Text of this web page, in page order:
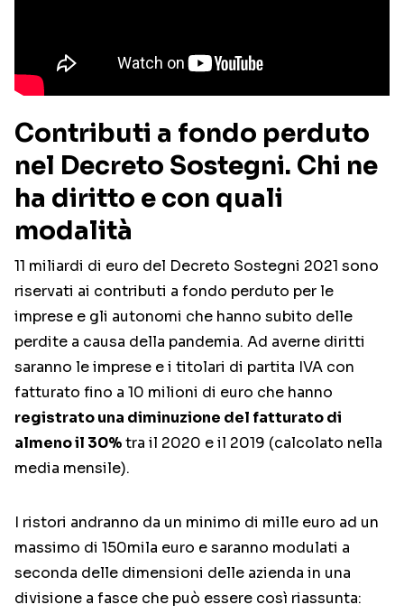
Contributi a fondo perduto
nel Decreto Sostegni. Chi ne
ha diritto e con quali
modalità
11 miliardi di euro del Decreto Sostegni 2021 sono
riservati ai contributi a fondo perduto per le
imprese e gli autonomi che hanno subito delle
perdite a causa della pandemia. Ad averne diritti
saranno le imprese e i titolari di partita IVA con
fatturato fino a 10 milioni di euro che hanno
registrato una diminuzione del fatturato di
almeno il 30%tra il 2020 e il 2019 (calcolato nella
media mensile).
I ristori andranno da un minimo di mille euro ad un
massimo di 150mila euro e saranno modulati a
seconda delle dimensioni delle azienda in una
divisione a fasce che può essere così riassunta: